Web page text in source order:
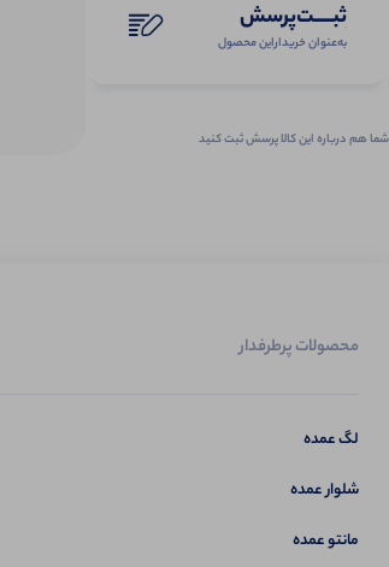
ثبـــــت‌پرسش
به‌عنوان ‌خریدار‌این‌ محصول
شما هم درباره این کالا پرسش ثبت کنید
محصولات پرطرفدار
لگ عمده
شلوار عمده
مانتو عمده